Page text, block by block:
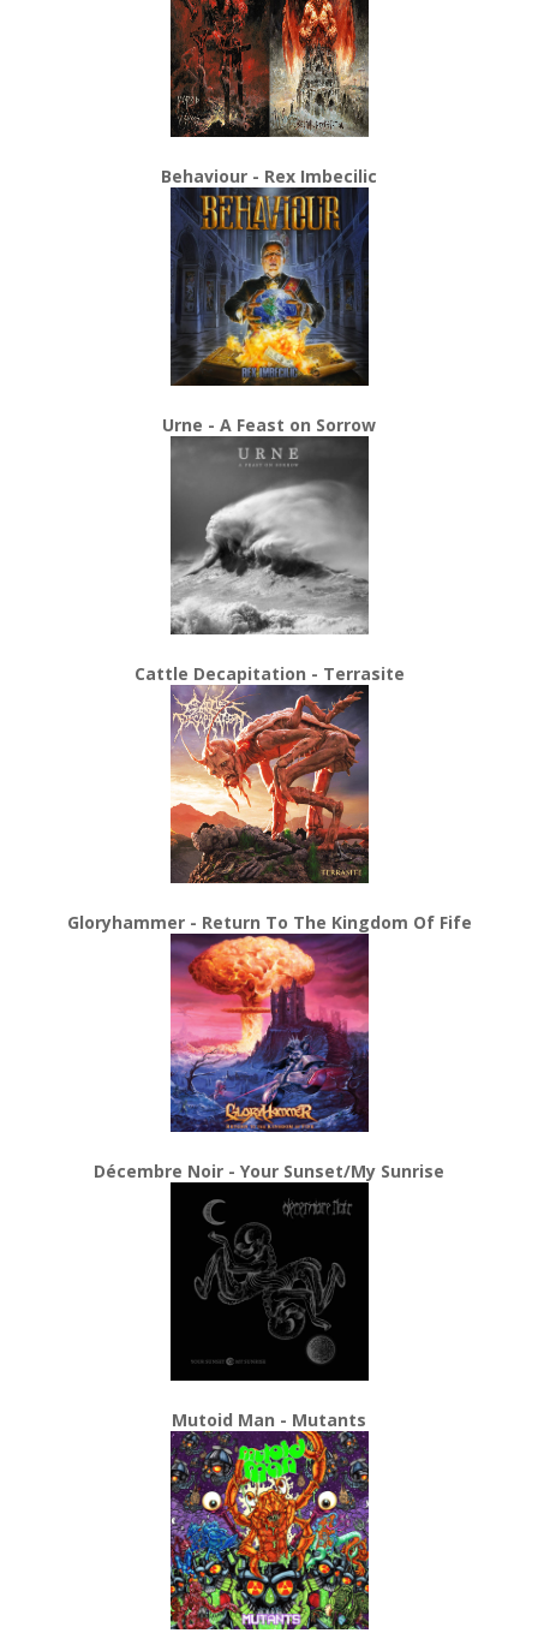
Behaviour - Rex Imbecilic
Urne - A Feast on Sorrow
Cattle Decapitation - Terrasite
Gloryhammer - Return To The Kingdom Of Fife
Décembre Noir - Your Sunset/My Sunrise
Mutoid Man - Mutants